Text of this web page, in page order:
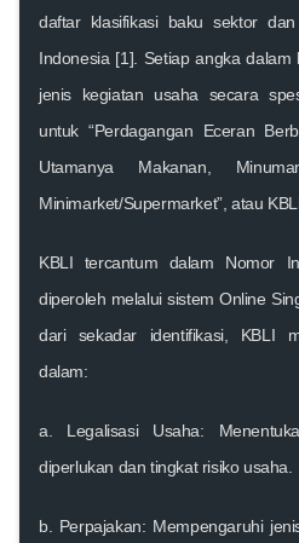
daftar klasifikasi baku sektor
Indonesia [1]. Setiap angka
jenis kegiatan usaha secara
untuk “Perdagangan Eceran
Utamanya Makanan,
Minimarket/Supermarket”, atau
KBLI tercantum dalam Nomor
diperoleh melalui sistem Online
dari sekadar identifikasi, KBLI
dalam:
a. Legalisasi Usaha:
diperlukan dan tingkat risiko usaha.
b. Perpajakan: Mempengaruhi